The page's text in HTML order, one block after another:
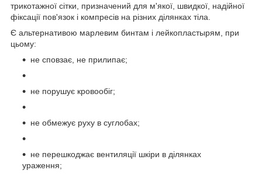
трикотажної сітки, призначений для м'якої, швидкої, надійної
фіксації пов'язок і компресів на різних ділянках тіла.
Є альтернативою марлевим бинтам і лейкопластырям, при
цьому:
не сповзає, не прилипає;
не порушує кровообіг;
не обмежує руху в суглобах;
не перешкоджає вентиляції шкіри в ділянках
ураження;